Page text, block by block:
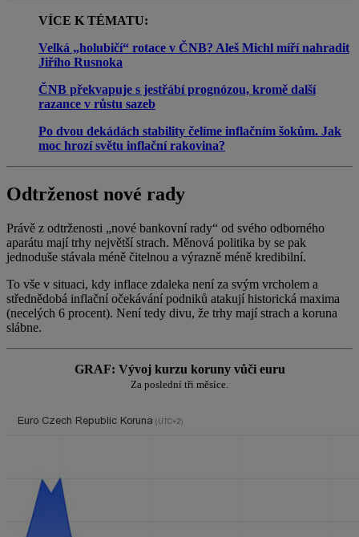
VÍCE K TÉMATU:
Velká „holubičí“ rotace v ČNB? Aleš Michl míří nahradit
Jiřího Rusnoka
ČNB překvapuje s jestřábí prognózou, kromě další
razance v růstu sazeb
Po dvou dekádách stability čelíme inflačním šokům. Jak
moc hrozí světu inflační rakovina?
Odtrženost nové rady
Právě z odtrženosti „nové bankovní rady“ od svého odborného
aparátu mají trhy největší strach. Měnová politika by se pak
jednoduše stávala méně čitelnou a výrazně méně kredibilní.
To vše v situaci, kdy inflace zdaleka není za svým vrcholem a
střednědobá inflační očekávání podniků atakují historická maxima
(necelých 6 procent). Není tedy divu, že trhy mají strach a koruna
slábne.
GRAF: Vývoj kurzu koruny vůči euru
Za poslední tři měsíce.